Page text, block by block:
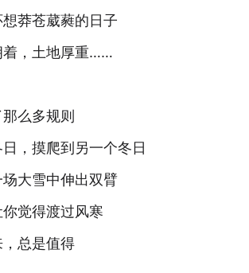
莽苍葳蕤的日子
着，土地厚重……
么多规则
，摸爬到另一个冬日
场大雪中伸出双臂
觉得渡过风寒
总是值得